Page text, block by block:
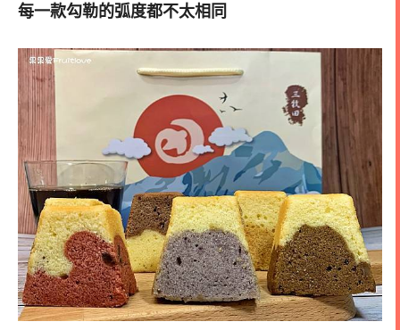
每一款勾勒的弧度都不太相同